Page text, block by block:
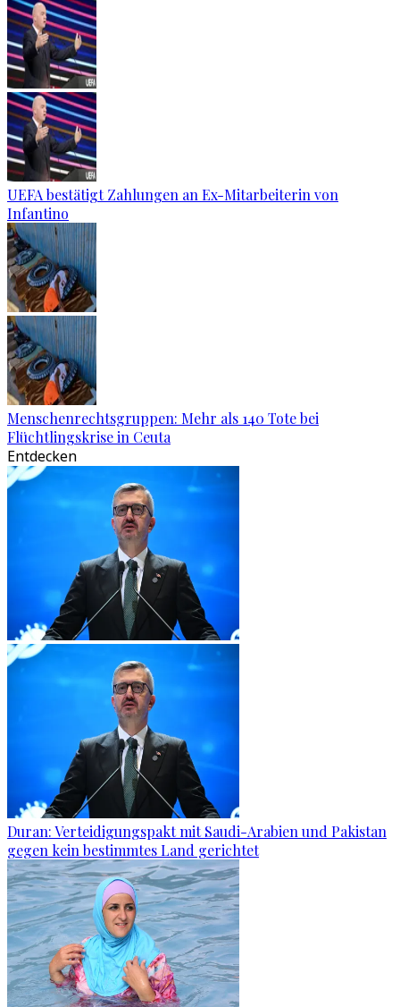
UEFA bestätigt Zahlungen an Ex-Mitarbeiterin von
Infantino
Menschenrechtsgruppen: Mehr als 140 Tote bei
Flüchtlingskrise in Ceuta
Entdecken
Duran: Verteidigungspakt mit Saudi-Arabien und Pakistan
gegen kein bestimmtes Land gerichtet